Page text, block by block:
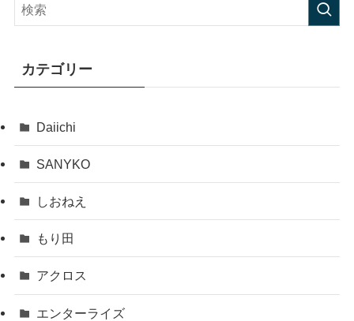
カテゴリー
Daiichi
SANYKO
しおねえ
もり田
アクロス
エンターライズ